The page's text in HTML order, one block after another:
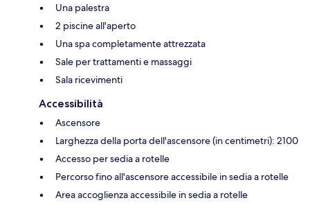
Una palestra
2 piscine all'aperto
Una spa completamente attrezzata
Sale per trattamenti e massaggi
Sala ricevimenti
Accessibilità
Ascensore
Larghezza della porta dell'ascensore (in centimetri): 2100
Accesso per sedia a rotelle
Percorso fino all'ascensore accessibile in sedia a rotelle
Area accoglienza accessibile in sedia a rotelle